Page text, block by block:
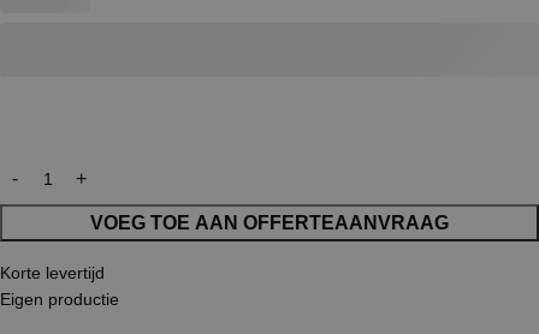
VOEG TOE AAN OFFERTEAANVRAAG
Korte levertijd
Eigen productie